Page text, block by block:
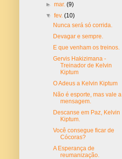
►mar.(9)
▼fev.(10)
Nunca será só corrida.
Devagar e sempre.
E que venham os treinos.
Gervis Hakizimana -
Treinador de Kelvin
Kiptum
O Adeus a Kelvin Kiptum
Não é esporte, mas vale a
mensagem.
Descanse em Paz, Kelvin
Kiptum.
Você consegue ficar de
Cócoras?
A Esperança de
reumanização.